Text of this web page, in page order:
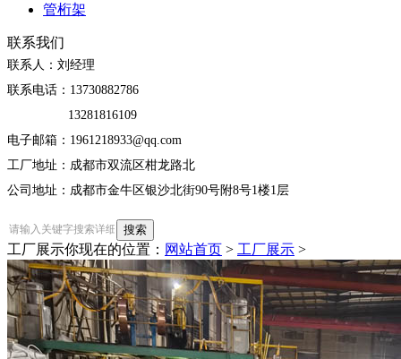
管桁架
联系我们
联系人：刘经理
联系电话：13730882786
13281816109
电子邮箱：1961218933@qq.com
工厂地址：成都市双流区柑龙路北
公司地址：成都市金牛区银沙北街90号附8号1楼1层
工厂展示你现在的位置： 网站首页 > 工厂展示 >